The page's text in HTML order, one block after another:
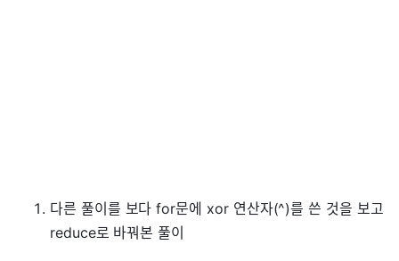
다른 풀이를 보다 for문에 xor 연산자(^)를 쓴 것을 보고
reduce로 바꿔본 풀이